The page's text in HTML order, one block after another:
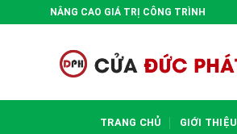
qua
NÂNG CAO GIÁ TRỊ CÔNG TRÌNH
TRANG CHỦ GIỚI THIỆU